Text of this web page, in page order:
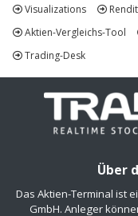
Visualizations
Aktien-Vergleichs-Tool
Trading-Desk
Über
Das Aktien-Terminal ist
GmbH. Anleger